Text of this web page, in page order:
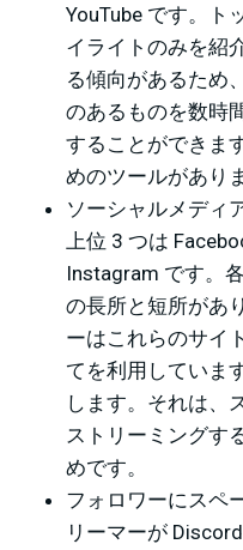
YouTube です。ト
イライトのみを紹
る傾向があるため
のあるものを数時
することができま
めのツールがあり
ソーシャルメディ
上位 3 つは
Instagram です。
の長所と短所があ
ーはこれらのサイ
てを利用していま
します。それは、
ストリーミングす
めです。
フォロワーにスペ
リーマーが